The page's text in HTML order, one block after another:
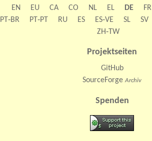
EN EU CA CO NL EL DE FR
PT‑BR
PT‑PT RU ES ES‑VE SL SV
ZH‑TW
Projektseiten
GitHub
SourceForge Archiv
Spenden